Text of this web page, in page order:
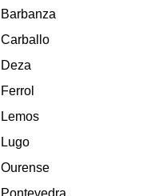
Barbanza
Carballo
Deza
Ferrol
Lemos
Lugo
Ourense
Pontevedra